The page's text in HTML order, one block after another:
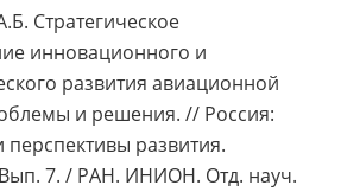
Стратегическое
инновационного и
развития авиационной
и решения. // Россия:
перспективы развития.
7. / РАН. ИНИОН. Отд. науч.